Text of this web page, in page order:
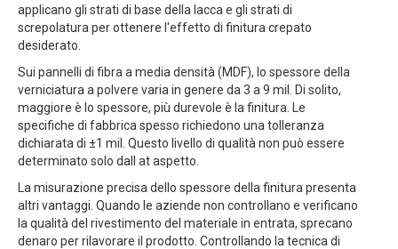
applicano gli strati di base della lacca e gli strati di
screpolatura per ottenere l'effetto di finitura crepato
desiderato.
Sui pannelli di fibra a media densità (MDF), lo spessore della
verniciatura a polvere varia in genere da 3 a 9 mil. Di solito,
maggiore è lo spessore, più durevole è la finitura. Le
specifiche di fabbrica spesso richiedono una tolleranza
dichiarata di ±1 mil. Questo livello di qualità non può essere
determinato solo dall at aspetto.
La misurazione precisa dello spessore della finitura presenta
altri vantaggi. Quando le aziende non controllano e verificano
la qualità del rivestimento del materiale in entrata, sprecano
denaro per rilavorare il prodotto. Controllando la tecnica di